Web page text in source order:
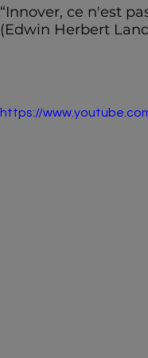
“Innover, ce n'est
(Edwin Herbert
https://